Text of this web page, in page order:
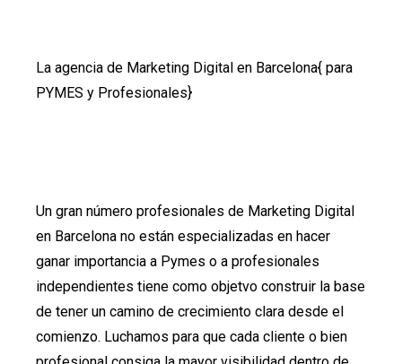
La agencia de Marketing Digital en Barcelona{ para
PYMES y Profesionales}
Un gran número profesionales de Marketing Digital
en Barcelona no están especializadas en hacer
ganar importancia a Pymes o a profesionales
independientes tiene como objetvo construir la base
de tener un camino de crecimiento clara desde el
comienzo. Luchamos para que cada cliente o bien